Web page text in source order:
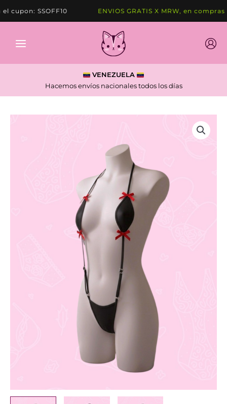
al
cupon: SSOFF10 ENVIOS GRATIS X MRW, en compras
VENEZUELA
Hacemos envíos nacionales todos los días